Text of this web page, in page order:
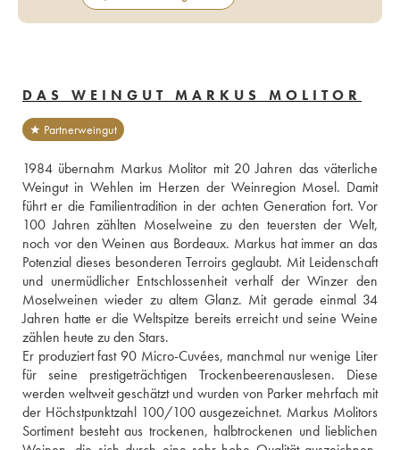
DAS WEINGUT MARKUS MOLITOR
★ Partnerweingut
1984 übernahm Markus Molitor mit 20 Jahren das väterliche
Weingut in Wehlen im Herzen der Weinregion Mosel. Damit
führt er die Familientradition in der achten Generation fort. Vor
100 Jahren zählten Moselweine zu den teuersten der Welt,
noch vor den Weinen aus Bordeaux. Markus hat immer an das
Potenzial dieses besonderen Terroirs geglaubt. Mit Leidenschaft
und unermüdlicher Entschlossenheit verhalf der Winzer den
Moselweinen wieder zu altem Glanz. Mit gerade einmal 34
Jahren hatte er die Weltspitze bereits erreicht und seine Weine
zählen heute zu den Stars.
Er produziert fast 90 Micro-Cuvées, manchmal nur wenige Liter
für seine prestigeträchtigen Trockenbeerenauslesen. Diese
werden weltweit geschätzt und wurden von Parker mehrfach mit
der Höchstpunktzahl 100/100 ausgezeichnet. Markus Molitors
Sortiment besteht aus trockenen, halbtrockenen und lieblichen